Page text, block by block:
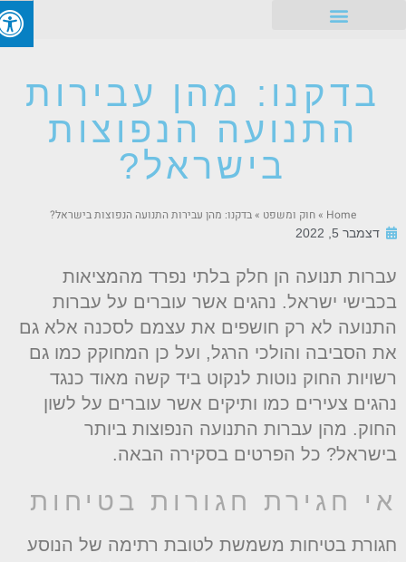
בדקנו: מהן עבירות
התנועה הנפוצות
בישראל?
Home
»חוק ומשפט»בדקנו: מהן עבירות התנועה הנפוצות בישראל?
דצמבר 5, 2022
תנועה הן חלק בלתי נפרד מהמציאות
ישראל. נהגים אשר עוברים על עברות
לא רק חושפים את עצמם לסכנה אלא גם
הסביבה והולכי הרגל, ועל כן המחוקק כמו גם
החוק נוטות לנקוט ביד קשה מאוד כנגד
צעירים כמו ותיקים אשר עוברים על לשון
מהן עברות התנועה הנפוצות ביותר
כל הפרטים בסקירה הבאה.
חגירת חגורות בטיחות
בטיחות משמשת לטובת רתימה של הנוסע